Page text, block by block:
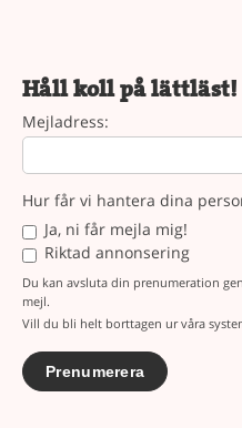
Håll koll på lättläst!
Mejladress:
Hur får vi hantera dina
Ja, ni får mejla mig!
Riktad annonsering
Du kan avsluta din prenumeration
mejl.
Vill du bli helt borttagen ur våra